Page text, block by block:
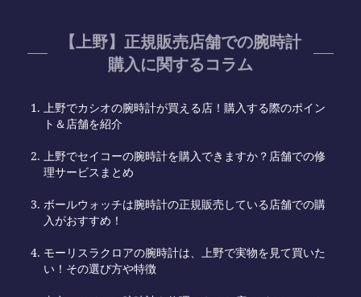
【上野】正規販売店舗での腕時計
購入に関するコラム
上野でカシオの腕時計が買える店！購入する際のポイン
ト＆店舗を紹介
上野でセイコーの腕時計を購入できますか？店舗での修
理サービスまとめ
ボールウォッチは腕時計の正規販売している店舗での購
入がおすすめ！
モーリスラクロアの腕時計は、上野で実物を見て買いた
い！その選び方や特徴